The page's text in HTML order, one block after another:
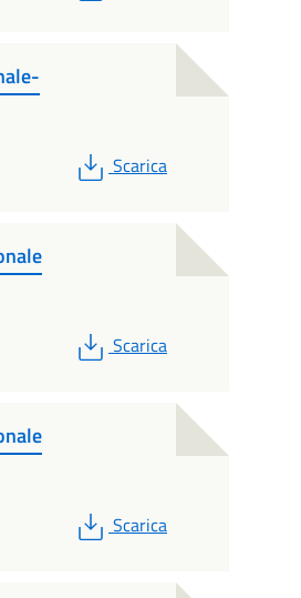
PDF
Scarica
PDF
Scarica
PDF
Scarica